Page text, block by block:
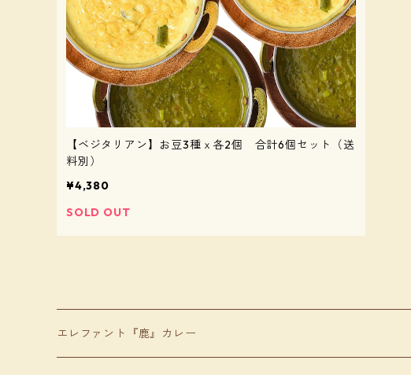
【ベジタリアン】お豆3種ｘ各2個 合計6個セット（送
料別）
¥4,380
SOLD OUT
エレファント『鹿』カレー